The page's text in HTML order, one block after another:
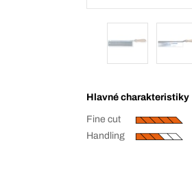
Hlavné charakteristiky
Fine cut
Handling